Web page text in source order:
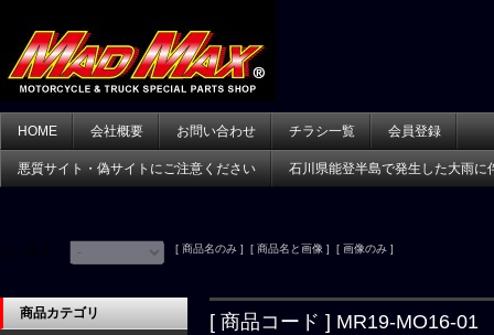
HOME 会社概要 お問い合わせ チラシ一覧 会員登録
悪質サイト・偽サイトにご注意ください 石川県能登半島で発生した大雨に
[ 商品名のみ ] [ 商品名と画像 ] [ 画像のみ ]
[ 商品コード ] MR19-MO16-01
商品カテゴリ